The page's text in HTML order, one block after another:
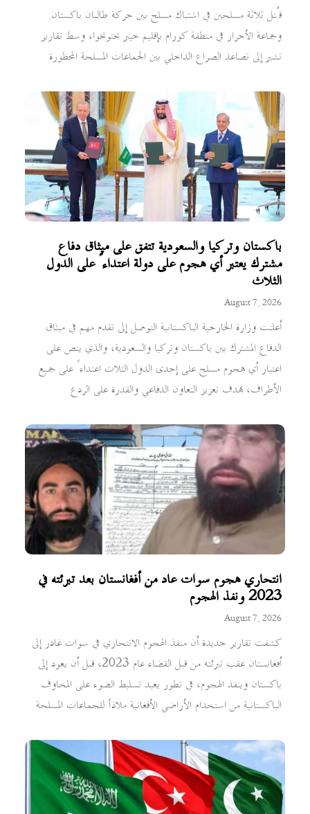
قُتل ثلاثة مسلحين في اشتباك مسلح بين حركة طالبان باكستان
وجماعة الأحرار في منطقة كورام بإقليم خيبر بختونخوا، وسط تقارير
تشير إلى تصاعد الصراع الداخلي بين الجماعات المسلحة المحظورة
باكستان وتركيا والسعودية تتفق على ميثاق دفاع
مشترك يعتبر أي هجوم على دولة اعتداءً على الدول
الثلاث
August 7, 2026
أعلنت وزارة الخارجية الباكستانية التوصل إلى تقدم مهم في ميثاق
الدفاع المشترك بين باكستان وتركيا والسعودية، والذي ينص على
اعتبار أي هجوم مسلح على إحدى الدول الثلاث اعتداءً على جميع
الأطراف، بهدف تعزيز التعاون الدفاعي والقدرة على الردع
انتحاري هجوم سوات عاد من أفغانستان بعد تبرئته في
2023 ونفذ الهجوم
August 7, 2026
كشفت تقارير جديدة أن منفذ الهجوم الانتحاري في سوات غادر إلى
أفغانستان عقب تبرئته من قبل القضاء عام 2023، قبل أن يعود إلى
باكستان وينفذ الهجوم، في تطور يعيد تسليط الضوء على المخاوف
الباكستانية من استخدام الأراضي الأفغانية ملاذاً للجماعات المسلحة